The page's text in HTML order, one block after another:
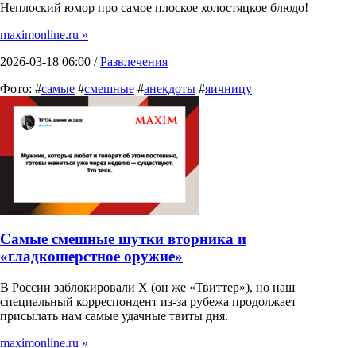
Неплоский юмор про самое плоское холостяцкое блюдо!
maximonline.ru »
2026-03-18 06:00 /Развлечения
Фото: #самые #смешные #анекдоты #яичницу
Самые смешные шутки вторника и
«гладкошерстное оружие»
В России заблокировали X (он же «Твиттер»), но наш
специальный корреспондент из-за рубежа продолжает
присылать нам самые удачные твиты дня.
maximonline.ru »